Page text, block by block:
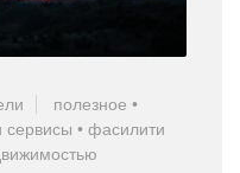
полезное •
сервисы • фасилити